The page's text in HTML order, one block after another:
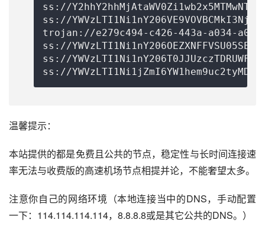
ss://
ss://
trojan://e279c494-c426-443a-a034-
ss://
ss://
ss://
温馨提示：
本站提供的都是免费且公共的节点，稳定性与长时间连接速
率无法与收费版的高速机场节点相提并论，不能奢望太多。
注意你自己的网络环境（本地连接当中的DNS，手动配置
一下：114.114.114.114，8.8.8.8或是其它公共的DNS。）